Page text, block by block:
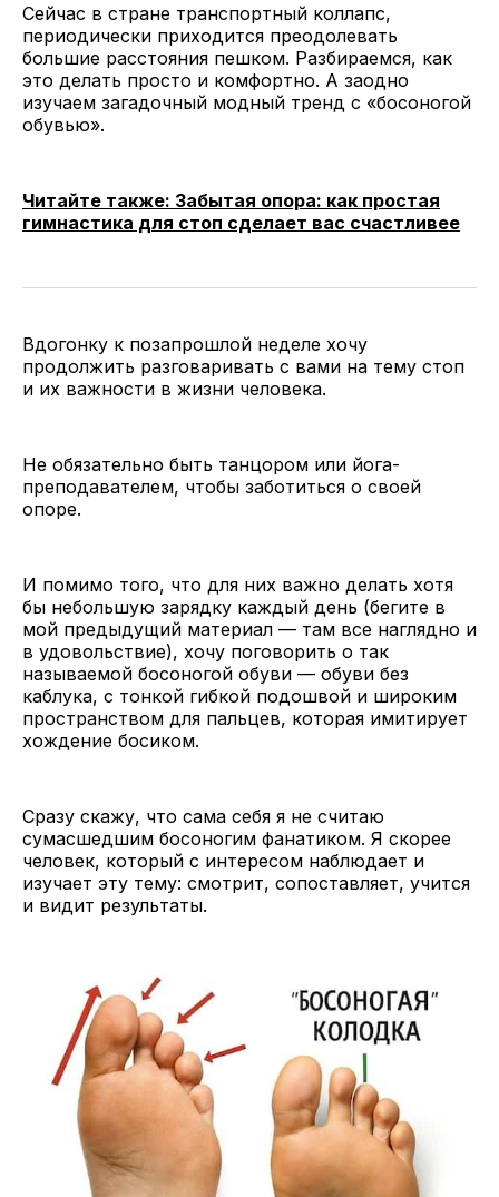
Сейчас в стране транспортный коллапс,
периодически приходится преодолевать
большие расстояния пешком. Разбираемся, как
это делать просто и комфортно. А заодно
изучаем загадочный модный тренд с «босоногой
обувью».
Читайте также: Забытая опора: как простая
гимнастика для стоп сделает вас счастливее
Вдогонку к позапрошлой неделе хочу
продолжить разговаривать с вами на тему стоп
и их важности в жизни человека.
Не обязательно быть танцором или йога-
преподавателем, чтобы заботиться о своей
опоре.
И помимо того, что для них важно делать хотя
бы небольшую зарядку каждый день (бегите в
мой предыдущий материал — там все наглядно и
в удовольствие), хочу поговорить о так
называемой босоногой обуви — обуви без
каблука, с тонкой гибкой подошвой и широким
пространством для пальцев, которая имитирует
хождение босиком.
Сразу скажу, что сама себя я не считаю
сумасшедшим босоногим фанатиком. Я скорее
человек, который с интересом наблюдает и
изучает эту тему: смотрит, сопоставляет, учится
и видит результаты.